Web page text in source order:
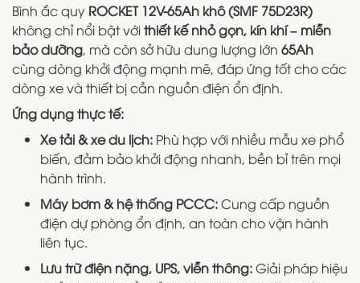
Bình ắc quy ROCKET 12V-65Ah khô (SMF 75D23R)
không chỉ nổi bật vớithiết kế nhỏ gọn, kín khí – miễn
bảo dưỡng, mà còn sở hữu dung lượng lớn 65Ah
cùng dòng khởi động mạnh mẽ, đáp ứng tốt cho các
dòng xe và thiết bị cần nguồn điện ổn định.
Ứng dụng thực tế:
Xe tải & xe du lịch: Phù hợp với nhiều mẫu xe phổ
biến, đảm bảo khởi động nhanh, bền bỉ trên mọi
hành trình.
Máy bơm & hệ thống PCCC:Cung cấp nguồn
điện dự phòng ổn định, an toàn cho vận hành
liên tục.
Lưu trữ điện nặng, UPS, viễn thông:Giải pháp hiệu